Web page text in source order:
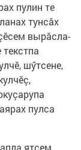
пулин те
тунсăх
вырăсла-
шӳтсене,
пулса
ятсем